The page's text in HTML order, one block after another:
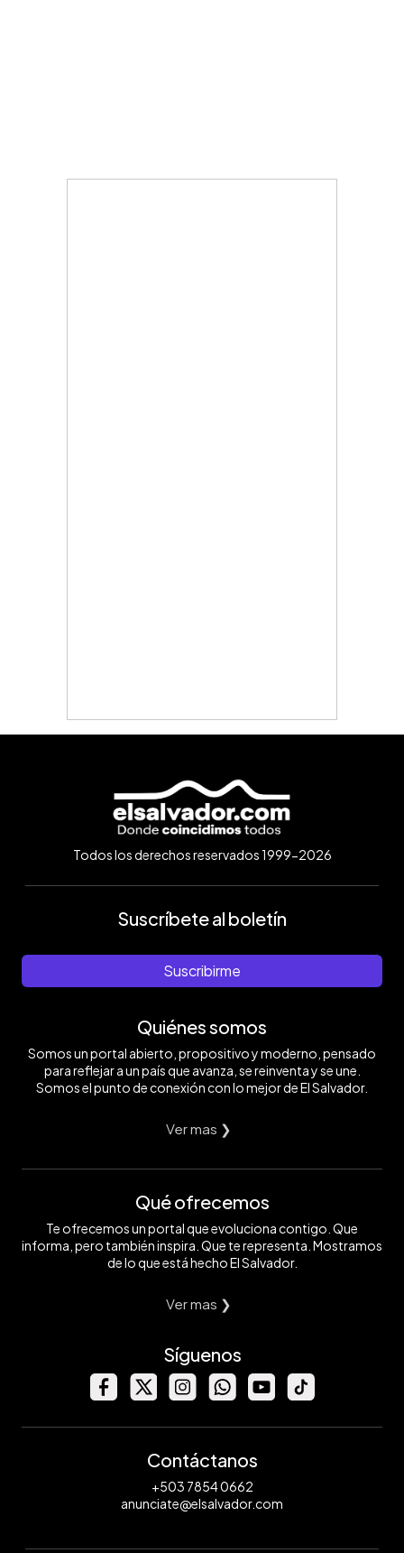
Todos los derechos reservados 1999-2026
Suscríbete al boletín
Suscribirme
Quiénes somos
Somos un portal abierto, propositivo y moderno, pensado
para reflejar a un país que avanza, se reinventa y se une.
Somos el punto de conexión con lo mejor de El Salvador.
Ver mas ❯
Qué ofrecemos
Te ofrecemos un portal que evoluciona contigo. Que
informa, pero también inspira. Que te representa. Mostramos
de lo que está hecho El Salvador.
Ver mas ❯
Síguenos
Contáctanos
+503 7854 0662
anunciate@elsalvador.com